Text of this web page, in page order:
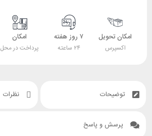
امکان تحویل
اکسپرس
۷ روز هفته
۲۴ ساعته
امکان
پرداخت در محل
توضیحات نظرات
پرسش و پاسخ